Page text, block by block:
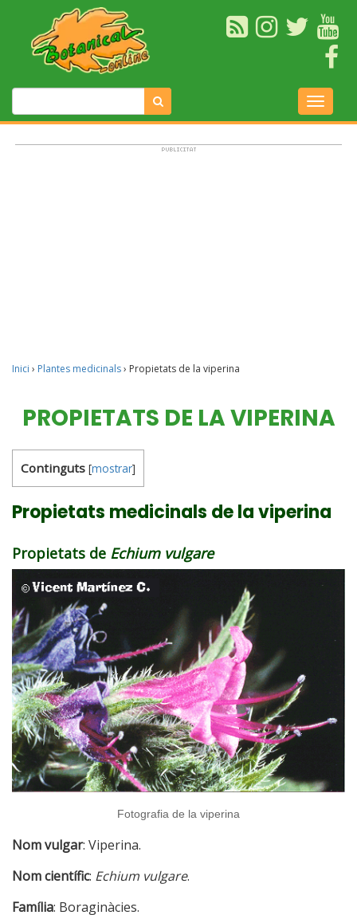
Inici › Plantes medicinals› Propietats de la viperina
PROPIETATS DE LA VIPERINA
Continguts [mostrar]
Propietats medicinals de la viperina
Propietats de Echium vulgare
Fotografia de la viperina
Nom vulgar: Viperina.
Nom científic: Echium vulgare.
Família: Boraginàcies.